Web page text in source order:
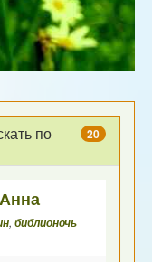
20
по
Анна
,библионочь